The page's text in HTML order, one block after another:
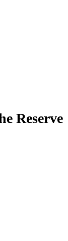
Reserve